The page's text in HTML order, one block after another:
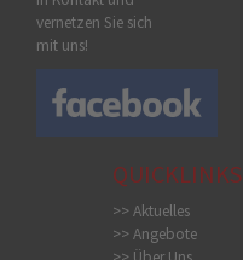
vernetzen Sie sich
mit uns!
QUICKLINKS
>> Aktuelles
>> Angebote